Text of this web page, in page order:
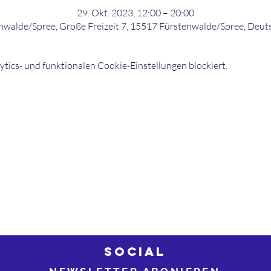
29. Okt. 2023, 12:00 – 20:00
Spree, Große Freizeit 7, 15517 Fürstenwalde/Spree,
und funktionalen Cookie-Einstellungen blockiert.
SOCIAL